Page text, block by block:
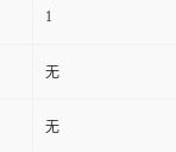
1
无
无